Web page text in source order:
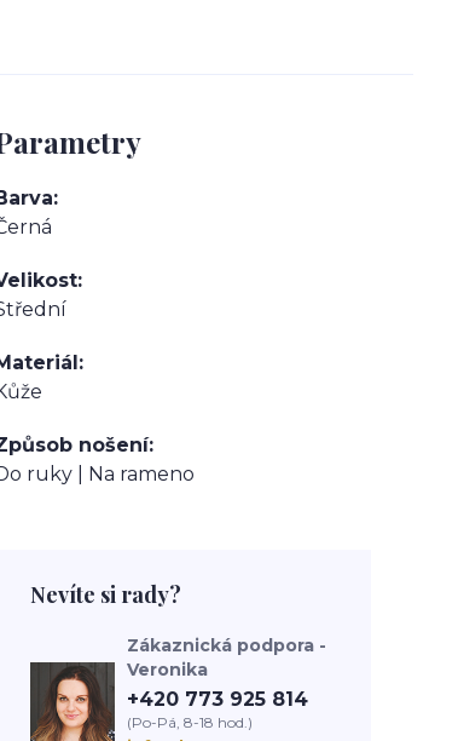
nošení
ruky | Na rameno
Nevíte si rady?
Zákaznická podpora -
Veronika
+420 773 925 814
(Po-Pá, 8-18 hod.)